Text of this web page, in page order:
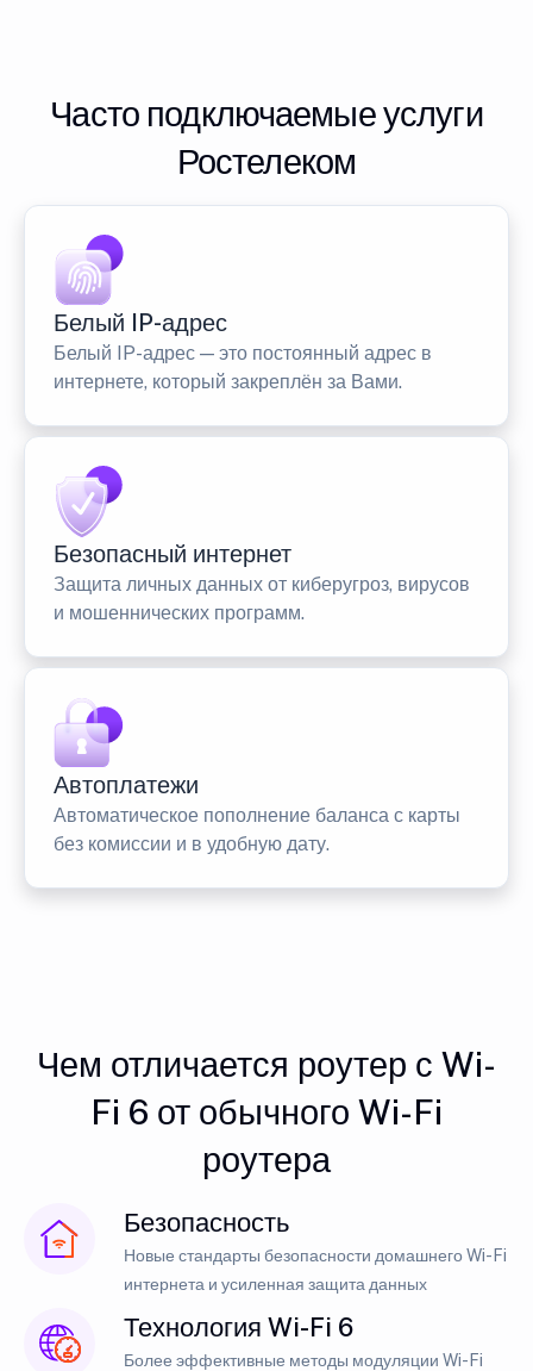
Часто подключаемые услуги
Ростелеком
Белый IP-адрес
Белый IP-адрес — это постоянный адрес в
интернете, который закреплён за Вами.
Безопасный интернет
Защита личных данных от киберугроз, вирусов
и мошеннических программ.
Автоплатежи
Автоматическое пополнение баланса с карты
без комиссии и в удобную дату.
Чем отличается роутер с Wi-
Fi 6 от обычного Wi-Fi
роутера
Безопасность
Новые стандарты безопасности домашнего Wi-Fi
интернета и усиленная защита данных
Технология Wi-Fi 6
Более эффективные методы модуляции Wi-Fi